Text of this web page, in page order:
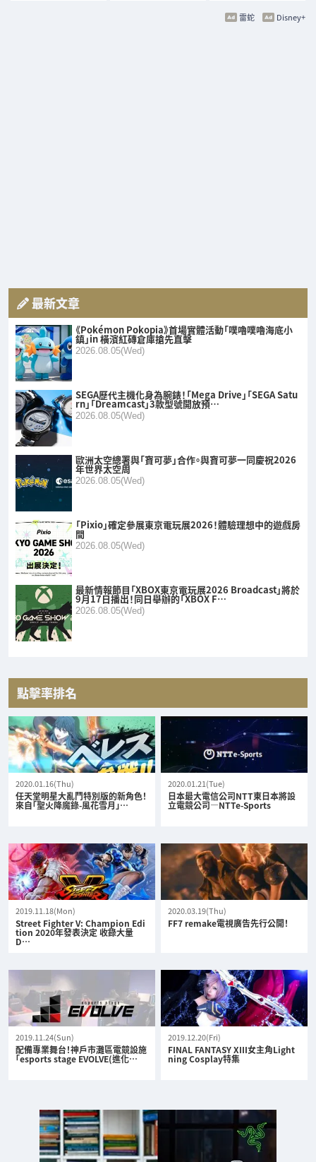
Disney+
雷蛇
最新文章
《Pokémon Pokopia》首場實體活動「噗嚕噗嚕海底小
鎮」in 橫濱紅磚倉庫搶先直擊
2026.08.05(Wed)
SEGA歷代主機化身為腕錶！「Mega Drive」「SEGA Satu
rn」「Dreamcast」3款型號開放預…
2026.08.05(Wed)
歐洲太空總署與「寶可夢」合作。與寶可夢一同慶祝2026
年世界太空周
2026.08.05(Wed)
「Pixio」確定參展東京電玩展2026！體驗理想中的遊戲房
間
2026.08.05(Wed)
最新情報節目「XBOX東京電玩展2026 Broadcast」將於
9月17日播出！同日舉辦的「XBOX F…
2026.08.05(Wed)
點擊率排名
2020.01.16(Thu)
任天堂明星大亂鬥特別版的新角色！
來自「聖火降魔錄-風花雪月」…
2020.01.21(Tue)
日本最大電信公司NTT東日本將設
立電競公司—NTTe-Sports
2019.11.18(Mon)
Street Fighter V: Champion Edi
tion 2020年發表決定 收錄大量
D…
2020.03.19(Thu)
FF7 remake電視廣告先行公開！
2019.11.24(Sun)
配備專業舞台！神戶市灘區電競設施
「esports stage EVOLVE(進化…
2019.12.20(Fri)
FINAL FANTASY XIII女主角Light
ning Cosplay特集